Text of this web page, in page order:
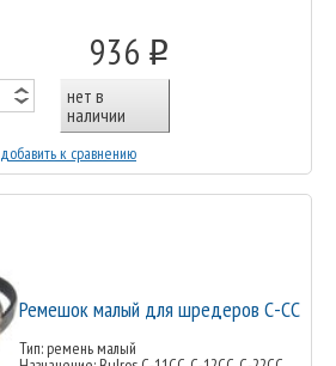
936 o
нет в
наличии
добавить к сравнению
Ремешок малый для шредеров С-СС
Тип: ремень малый